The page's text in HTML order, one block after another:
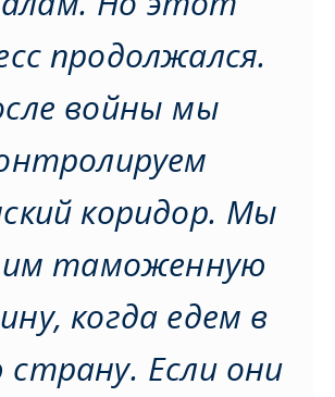
продолжался.
войны мы
коридор. Мы
таможенную
когда едем в
Если они